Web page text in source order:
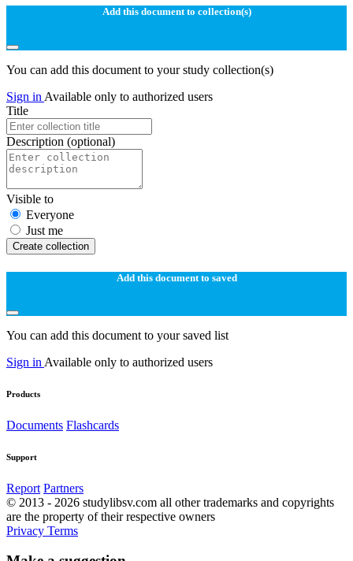
Add this document to collection(s)
You can add this document to your study collection(s)
Sign in Available only to authorized users
Title
Description (optional)
Visible to
Everyone
Just me
Create collection
Add this document to saved
You can add this document to your saved list
Sign in Available only to authorized users
Products
Documents Flashcards
Support
Report Partners
© 2013 - 2026 studylibsv.com all other trademarks and copyrights
are the property of their respective owners
Privacy Terms